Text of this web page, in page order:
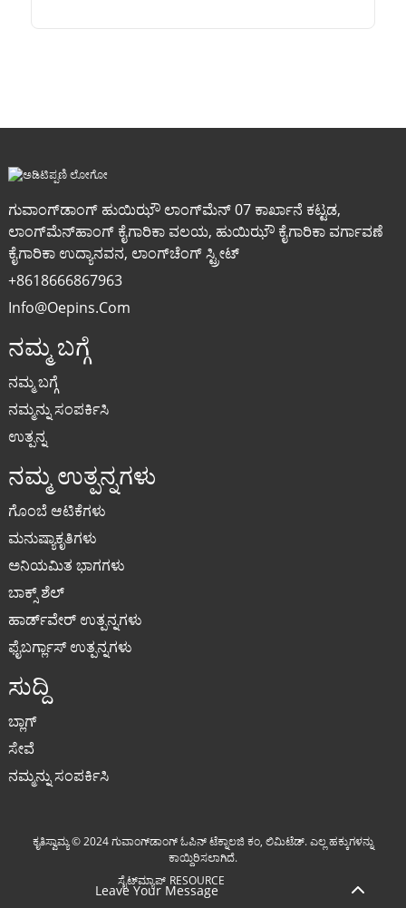
ಗುವಾಂಗ್‌ಡಾಂಗ್ ಹುಯಿಝೌ ಲಾಂಗ್‌ಮೆನ್ 07 ಕಾರ್ಖಾನೆ ಕಟ್ಟಡ,
ಲಾಂಗ್‌ಮೆನ್‌ಹಾಂಗ್ ಕೈಗಾರಿಕಾ ವಲಯ, ಹುಯಿಝೌ ಕೈಗಾರಿಕಾ ವರ್ಗಾವಣೆ
ಕೈಗಾರಿಕಾ ಉದ್ಯಾನವನ, ಲಾಂಗ್‌ಚೆಂಗ್ ಸ್ಟ್ರೀಟ್
+8618666867963
Info@oepins.com
ನಮ್ಮ ಬಗ್ಗೆ
ನಮ್ಮ ಬಗ್ಗೆ
ನಮ್ಮನ್ನು ಸಂಪರ್ಕಿಸಿ
ಉತ್ಪನ್ನ
ನಮ್ಮ ಉತ್ಪನ್ನಗಳು
ಗೊಂಬೆ ಆಟಿಕೆಗಳು
ಮನುಷ್ಯಾಕೃತಿಗಳು
ಅನಿಯಮಿತ ಭಾಗಗಳು
ಬಾಕ್ಸ್ ಶೆಲ್
ಹಾರ್ಡ್‌ವೇರ್ ಉತ್ಪನ್ನಗಳು
ಫೈಬರ್ಗ್ಲಾಸ್ ಉತ್ಪನ್ನಗಳು
ಸುದ್ದಿ
ಬ್ಲಾಗ್
ಸೇವೆ
ನಮ್ಮನ್ನು ಸಂಪರ್ಕಿಸಿ
ಕೃತಿಸ್ವಾಮ್ಯ © 2024 ಗುವಾಂಗ್‌ಡಾಂಗ್ ಓಪಿನ್ ಟೆಕ್ನಾಲಜಿ ಕಂ, ಲಿಮಿಟೆಡ್. ಎಲ್ಲ ಹಕ್ಕುಗಳನ್ನು
ಕಾಯ್ದಿರಿಸಲಾಗಿದೆ.
ಸೈಟ್‌ಮ್ಯಾಪ್ RESOURCE
Leave Your Message